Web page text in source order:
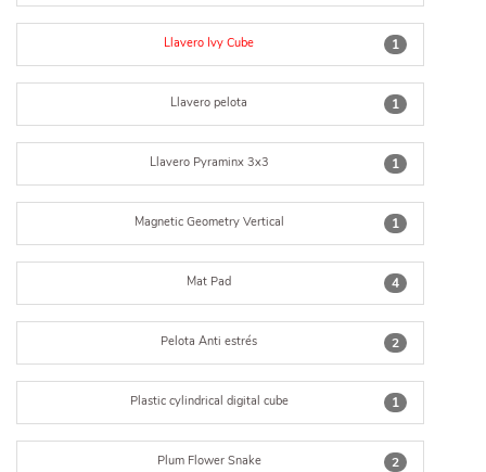
1
Llavero Ivy Cube
1
Llavero pelota
1
Llavero Pyraminx 3x3
1
Magnetic Geometry Vertical
4
Mat Pad
2
Pelota Anti estrés
1
Plastic cylindrical digital cube
2
Plum Flower Snake